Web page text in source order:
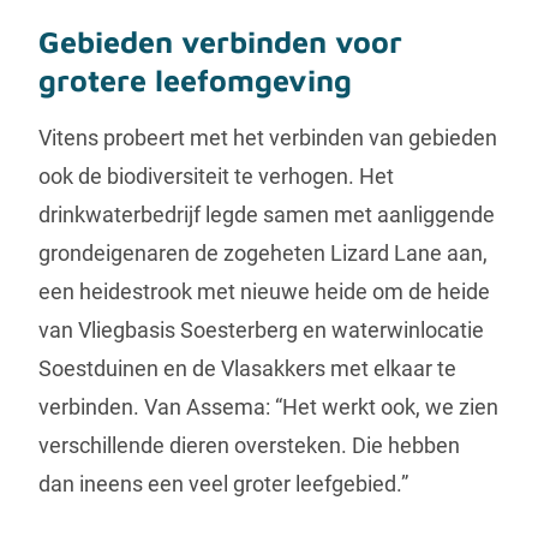
Gebieden verbinden voor
grotere leefomgeving
Vitens probeert met het verbinden van gebieden
ook de biodiversiteit te verhogen. Het
drinkwaterbedrijf legde samen met aanliggende
grondeigenaren de zogeheten Lizard Lane aan,
een heidestrook met nieuwe heide om de heide
van Vliegbasis Soesterberg en waterwinlocatie
Soestduinen en de Vlasakkers met elkaar te
verbinden. Van Assema: “Het werkt ook, we zien
verschillende dieren oversteken. Die hebben
dan ineens een veel groter leefgebied.”